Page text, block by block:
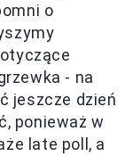
o
- na
jeszcze dzień
ponieważ w
late poll, a